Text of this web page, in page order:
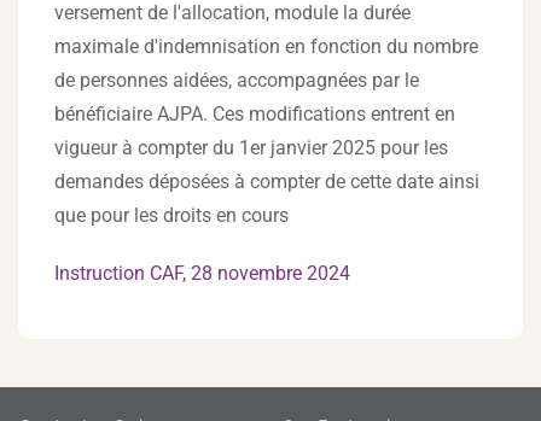
versement de l'allocation, module la durée
maximale d'indemnisation en fonction du nombre
de personnes aidées, accompagnées par le
bénéficiaire AJPA. Ces modifications entrent en
vigueur à compter du 1er janvier 2025 pour les
demandes déposées à compter de cette date ainsi
que pour les droits en cours
Instruction CAF, 28 novembre 2024